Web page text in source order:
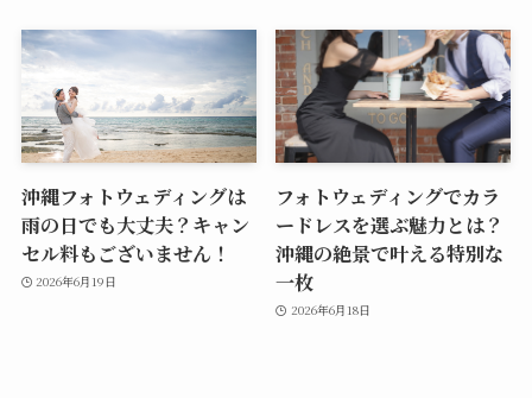
沖縄フォトウェディングは
雨の日でも大丈夫？キャン
セル料もございません！
2026年6月19日
フォトウェディングでカラ
ードレスを選ぶ魅力とは？
沖縄の絶景で叶える特別な
一枚
2026年6月18日